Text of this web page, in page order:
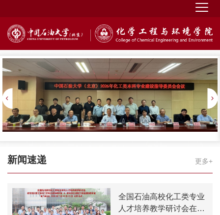
更多+
新闻速递
全国石油高校化工类专业
人才培养教学研讨会在中